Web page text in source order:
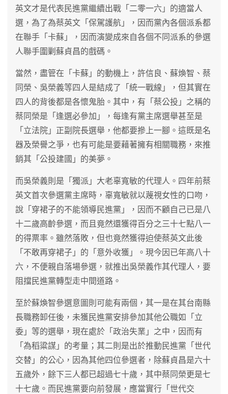
英文才是代表民進黨繼續出戰「二零一六」的適當人
選，為了為蔡英文「保駕護航」，因而黨內各個派系都
在聯手「卡蘇」，因而演變成來自各個不同派系的參選
人聯手圍剿蘇貞昌的戲碼。
當然，盡管在「卡蘇」的動機上，許信良、蘇煥智、蔡
同榮、吳榮義等四人是結成了「統一戰線」，但其實在
四人的背後都是各懷鬼胎。其中，有「蔡公投」之稱的
蔡同榮是「逢選必參加」，每逢有黨主席選舉甚至是
「立法院」正副院長選舉，他都要摻上一腳。這既是名
器及榮譽之爭，也有可能是要藉著擁有相關職務，來推
銷其「公投建國」的美夢。
而吳榮義則是「獨派」大老辜寬敏的代理人。四年前蔡
英文首次參選黨主席時，辜寬敏就以蔑視女性的口吻，
說「穿裙子的不能領導民進黨」，因而不顧自己已是八
十二歲高齡參選，而且竟然還獲得百分之三十七點八一
的得票率。雖然落敗，但也竟然獲得迫使蔡英文此後
「不敢再穿裙子」的「意外收獲」。現今因已年高八十
六，不便親自落場參選，就推出吳榮義作其代理人，要
阻擋民進黨轉型走中間道路。
至於蘇煥智參選意圖則可能有兩個，其一是在其台南縣
長職務卸任後，未獲民進黨安排參加其他公職如「立
委」等的選舉，現在處於「政治失業」之中，因而有
「為稻粱謀」的考量；其二則是出於推動民進黨「世代
交替」的公心，因為其他四位參選者，除蘇貞昌是六十
五歲外，餘下三人都已超過七十歲，其中蔡同榮更是七
十七歲。而民進黨要向前發展，應當實行「世代交